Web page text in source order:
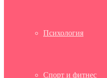
Психология
Спорт и фитнес